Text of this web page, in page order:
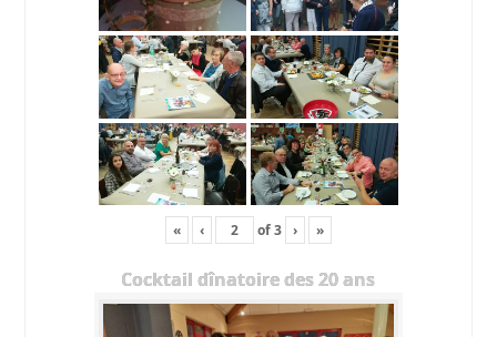
« ‹ of3 › »
Cocktail dînatoire des 20 ans